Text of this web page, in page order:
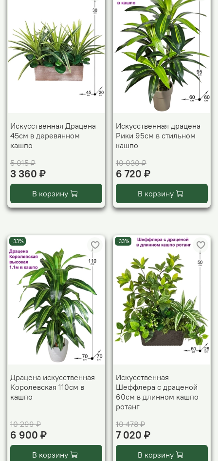
Искусственная Драцена
45см в деревянном
кашпо
5 015 ₽
3 360 ₽
В корзину
Искусственная драцена
Рики 95см в стильном
кашпо
10 030 ₽
6 720 ₽
В корзину
-33%
Драцена искусственная
Королевская 110см в
кашпо
10 299 ₽
6 900 ₽
В корзину
-33%
Искусственная
Шеффлера с драценой
60см в длинном кашпо
ротанг
10 478 ₽
7 020 ₽
В корзину